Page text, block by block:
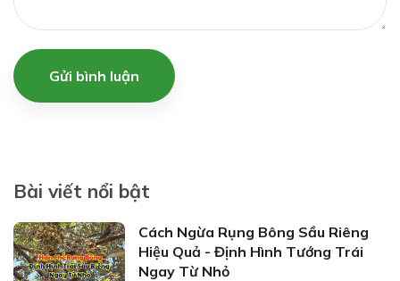
Gửi bình luận
Bài viết nổi bật
Cách Ngừa Rụng Bông Sầu Riêng
Hiệu Quả - Định Hình Tướng Trái
Ngay Từ Nhỏ